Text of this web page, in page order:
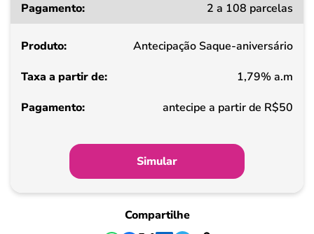
a
de
Pagamento
2 a 108 parcelas
Antecipação Saque-aniversário
1,79% a.m
antecipe a partir de R$50
Simular
Compartilhe